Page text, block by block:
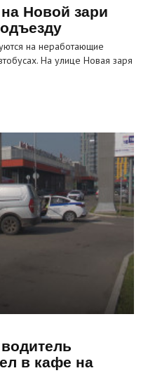
Новой зари
на неработающие
На улице Новая заря
в кафе на